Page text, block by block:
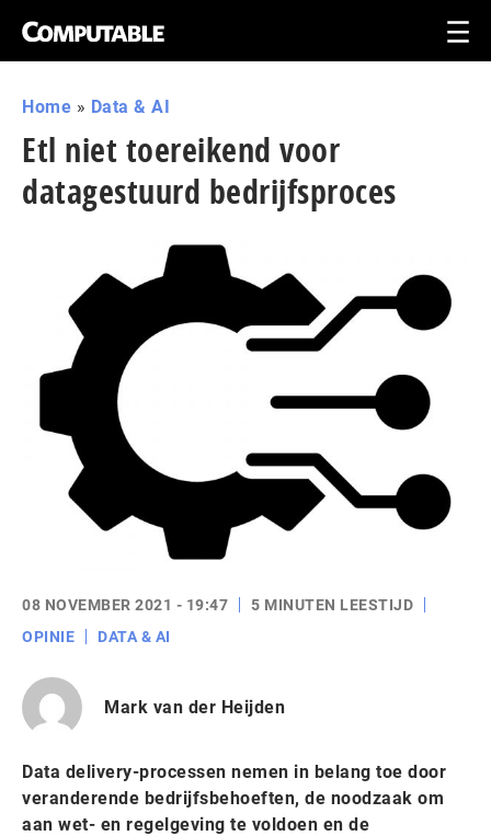
Home » Data & AI
Etl niet toereikend voor
datagestuurd bedrijfsproces
08 NOVEMBER 2021 - 19:47
5 MINUTEN LEESTIJD
OPINIE
DATA & AI
Mark van der Heijden
Data delivery-processen nemen in belang toe door
veranderende bedrijfsbehoeften, de noodzaak om
aan wet- en regelgeving te voldoen en de